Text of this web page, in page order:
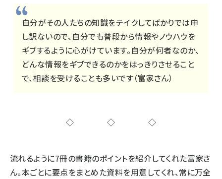
自分がその人たちの知識をテイクしてばかりでは申
し訳ないので、自分でも普段から情報やノウハウを
ギブするように心がけています。自分が何者なのか、
どんな情報をギブできるのかをはっきりさせること
で、相談を受けることも多いです（富家さん）
◇◇◇
流れるように7冊の書籍のポイントを紹介してくれた富家さ
ん。本ごとに要点をまとめた資料を用意してくれ、常に万全